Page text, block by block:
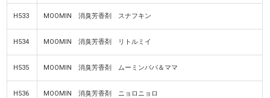
H533 MOOMIN 消臭芳香剤 スナフキン
H534 MOOMIN 消臭芳香剤 リトルミイ
H535 MOOMIN 消臭芳香剤 ムーミンパパ＆ママ
H536 MOOMIN 消臭芳香剤 ニョロニョロ